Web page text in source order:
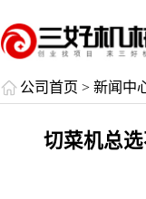
公司首页 > 新闻中
切菜机总